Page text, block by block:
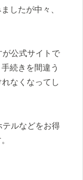
したが中々、
公式サイトで
続きを間違う
なくなってし
ルなどをお得